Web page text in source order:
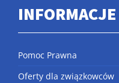
INFORMACJE
Pomoc Prawna
Oferty dla związkowców